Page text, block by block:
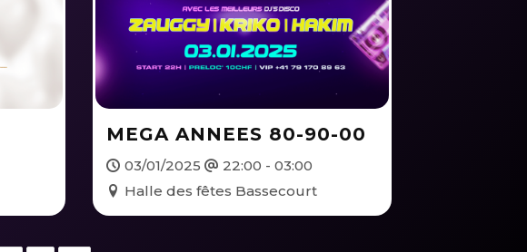
MEGA ANNEES 80-90-00
03/01/2025
22:00 - 03:00
Halle des fêtes Bassecourt